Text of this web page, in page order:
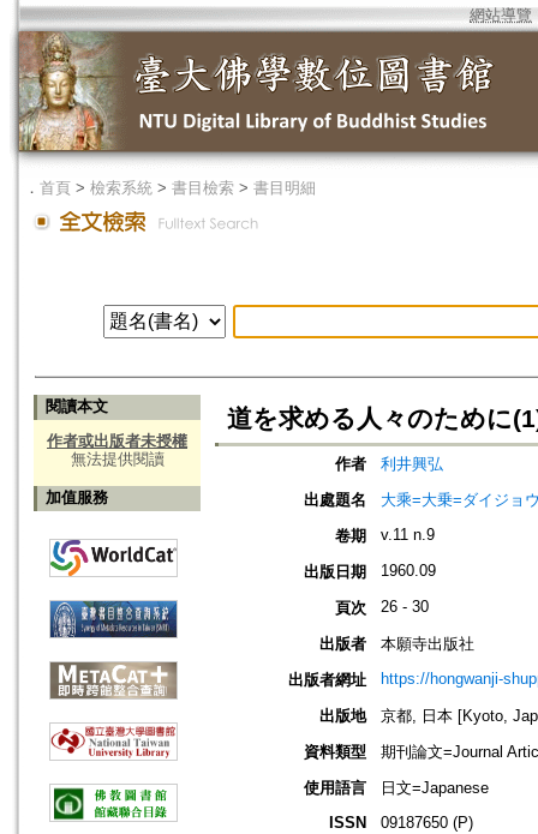
網站導覽
． 首頁 > 檢索系統 > 書目檢索 > 書目明細
閱讀本文
作者或出版者未授權
無法提供閱讀
加值服務
道を求める人々のために
作者
利井興弘
出處題名
大乘=大乗=ダイジョ
卷期
v.11 n.9
出版日期 1960.09
頁次 26 - 30
出版者
本願寺出版社
出版者網址
https://hongwanji-
出版地
京都, 日本 [Kyoto,
資料類型
期刊論文=Journal
使用語言
日文=Japanese
ISSN
09187650 (P)